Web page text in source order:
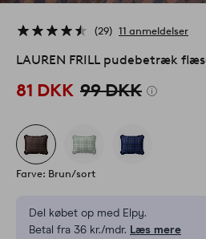
29 11 anmeldelser
LAUREN FRILL pudebetræk
81 DKK 99 DKK
Farve: Brun/sort
Del købet op med Elpy.
Betal fra 36 kr./mdr. Læs mere